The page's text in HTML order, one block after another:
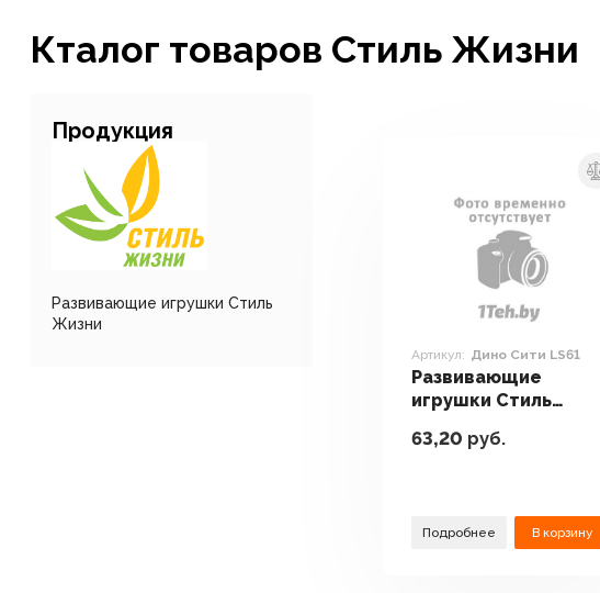
Кталог товаров Стиль Жизни
Продукция
Развивающие игрушки Стиль
Жизни
Артикул: Дино Сити LS61
Развивающие
игрушки Стиль
LS61
63,20 руб.
Подробнее В корзину